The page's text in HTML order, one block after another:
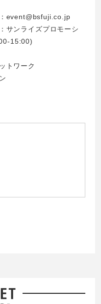
event@bsfuji.co.jp
サンライズプロモーシ
15:00)
トワーク